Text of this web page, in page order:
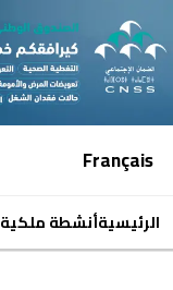
Français
الرئيسيةأنشطة ملكية